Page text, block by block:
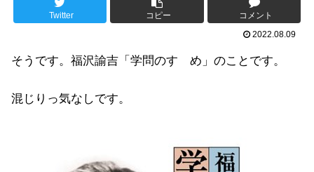
Twitter コピー
コメント
2022.08.09
そうです。福沢諭吉「学問のすゝめ」のことです。
混じりっ気なしです。